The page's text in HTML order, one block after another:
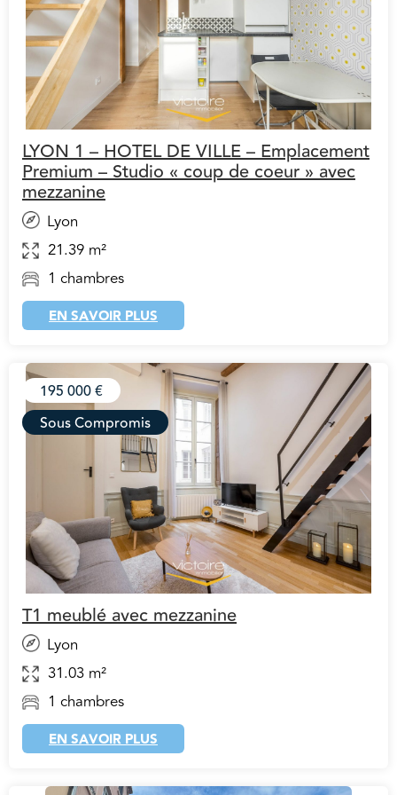
LYON 1 – HOTEL DE VILLE – Emplacement
Premium – Studio « coup de coeur » avec
mezzanine
Lyon
21.39 m²
1 chambres
EN SAVOIR PLUS
195 000 €
Sous Compromis
T1 meublé avec mezzanine
Lyon
31.03 m²
1 chambres
EN SAVOIR PLUS